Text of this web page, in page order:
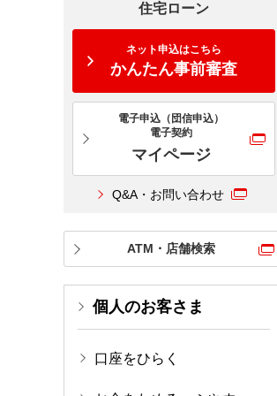
住宅ローン
ネット申込はこちら
かんたん事前審査
電子申込（団信申込）
電子契約
マイページ
Q&A・お問い合わせ
ATM・店舗検索
個人のお客さま
口座をひらく